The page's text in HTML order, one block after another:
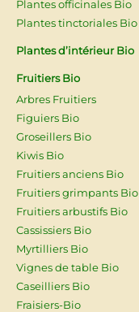
Plantes officinales Bio
Plantes tinctoriales Bio
Plantes d’intérieur Bio
Fruitiers Bio
Arbres Fruitiers
Figuiers Bio
Groseillers Bio
Kiwis Bio
Fruitiers anciens Bio
Fruitiers grimpants Bio
Fruitiers arbustifs Bio
Cassissiers Bio
Myrtilliers Bio
Vignes de table Bio
Caseilliers Bio
Fraisiers-Bio